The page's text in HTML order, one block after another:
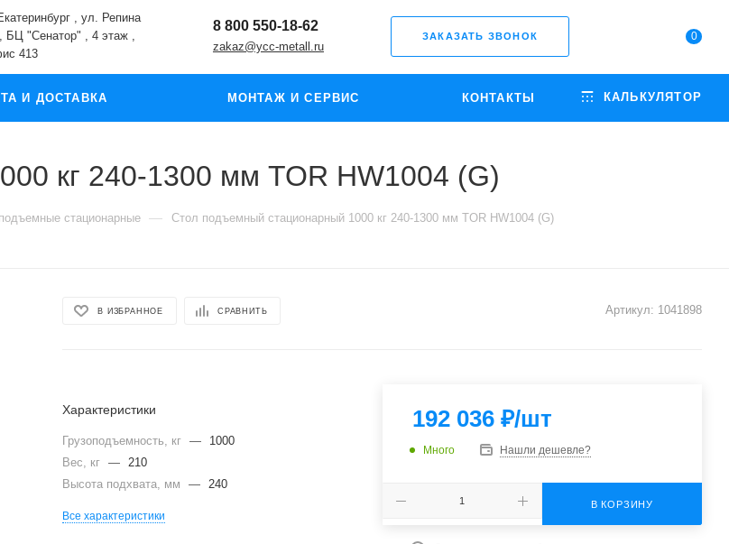
, ул. Репина
БЦ "Сенатор" , 4 этаж ,
413
8 800 550-18-62
zakaz@ycc-metall.ru
ЗАКАЗАТЬ ЗВОНОК 0
И ДОСТАВКА МОНТАЖ И СЕРВИС КОНТАКТЫ КАЛЬКУЛЯТОР
кг 240-1300 мм TOR HW1004 (G)
стационарные — Стол подъемный стационарный 1000 кг 240-1300 мм TOR HW1004 (G)
В ИЗБРАННОЕ СРАВНИТЬ Артикул: 1041898
Характеристики
Грузоподъемность, кг —
1000
Вес, кг
—
210
Высота подхвата, мм
— 240
Все характеристики
192 036₽/шт
Много Нашли дешевле?
В КОРЗИНУ